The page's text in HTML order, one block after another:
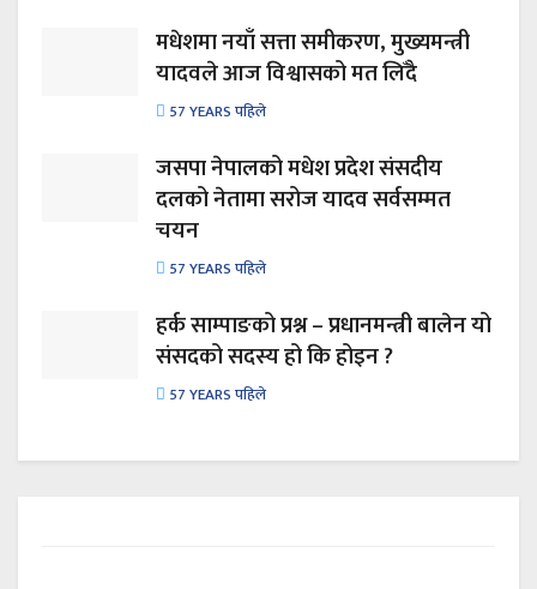
मधेशमा नयाँ सत्ता समीकरण, मुख्यमन्त्री
यादवले आज विश्वासको मत लिँदै
57 YEARS पहिले
जसपा नेपालको मधेश प्रदेश संसदीय
दलको नेतामा सरोज यादव सर्वसम्मत
चयन
57 YEARS पहिले
हर्क साम्पाङको प्रश्न – प्रधानमन्त्री बालेन यो
संसदको सदस्य हो कि होइन ?
57 YEARS पहिले